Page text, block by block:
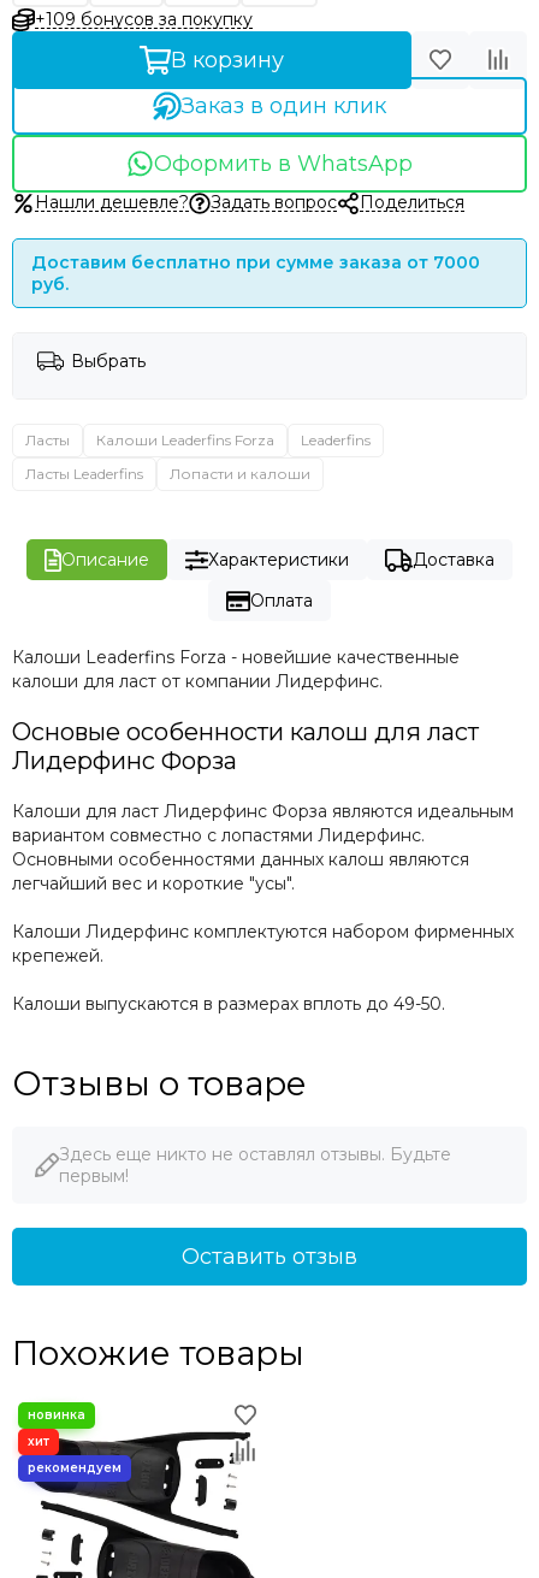
+109 бонусов за покупку
В корзину
Заказ в один клик
Оформить в WhatsApp
Нашли дешевле? Задать вопрос Поделиться
Доставим бесплатно при сумме заказа от 7000
руб.
Выбрать
Ласты Калоши Leaderfins Forza
Leaderfins
Ласты Leaderfins
Лопасти и калоши
Описание Характеристики
Доставка
Оплата
Калоши Leaderfins Forza - новейшие качественные
калоши для ласт от компании Лидерфинс.
Основые особенности калош для ласт
Лидерфинс Форза
Калоши для ласт Лидерфинс Форза являются идеальным
вариантом совместно с лопастями Лидерфинс.
Основными особенностями данных калош являются
легчайший вес и короткие "усы".
Калоши Лидерфинс комплектуются набором фирменных
крепежей.
Калоши выпускаются в размерах вплоть до 49-50.
Отзывы о товаре
Здесь еще никто не оставлял отзывы. Будьте
первым!
Оставить отзыв
Похожие товары